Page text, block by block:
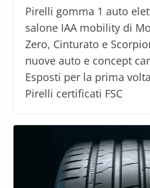
Pirelli gomma 1 auto
salone IAA mobility di
Zero, Cinturato e
nuove auto e concept
Esposti per la prima
Pirelli certificati FSC